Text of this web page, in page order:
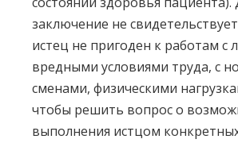
заключение не
истец не пригоден к работам с
вредными условиями труда, с
сменами, физическими
чтобы решить вопрос о
выполнения истцом